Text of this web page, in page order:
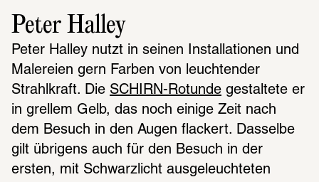
Peter Halley
Peter Halley nutzt in seinen Installationen und
Malereien gern Farben von leuchtender
Strahlkraft. Die SCHIRN-Rotunde gestaltete er
in grellem Gelb, das noch einige Zeit nach
dem Besuch in den Augen flackert. Dasselbe
gilt übrigens auch für den Besuch in der
ersten, mit Schwarzlicht ausgeleuchteten